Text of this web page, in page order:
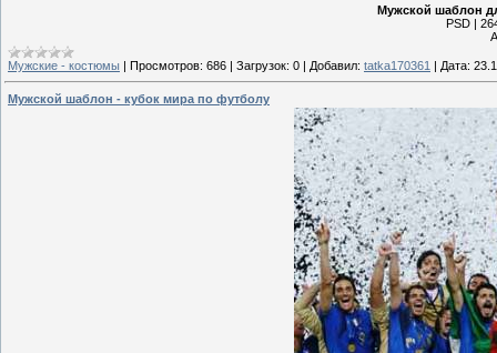
Мужской шаблон
PSD |
Мужские - костюмы | Просмотров: 686 | Загрузок: 0 | Добавил: tatka170361 | Дата:
Мужской шаблон - кубок мира по футболу